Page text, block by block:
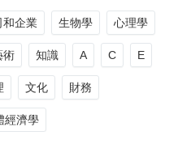
和企業 生物學 心理學
術 知識 A C E
文化 財務
經濟學